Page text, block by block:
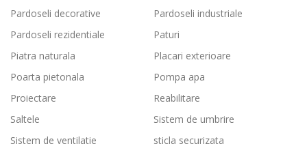
Pardoseli decorative
Pardoseli industriale
Pardoseli rezidentiale
Paturi
Piatra naturala
Placari exterioare
Poarta pietonala
Pompa apa
Proiectare
Reabilitare
Saltele
Sistem de umbrire
Sistem de ventilatie
sticla securizata